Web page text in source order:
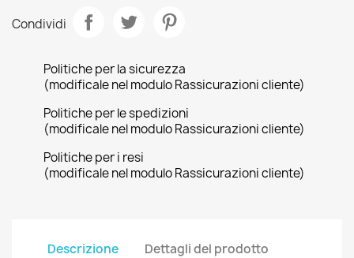
Condividi
Politiche per la sicurezza
(modificale nel modulo Rassicurazioni cliente)
Politiche per le spedizioni
(modificale nel modulo Rassicurazioni cliente)
Politiche per i resi
(modificale nel modulo Rassicurazioni cliente)
Descrizione Dettagli del prodotto